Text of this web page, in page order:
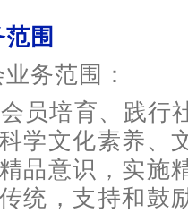
围
务范围：
会员培育、践
学文化素养、
品意识，实施
统，支持和鼓